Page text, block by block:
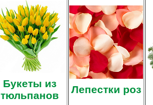
Букеты из
тюльпанов
Лепестки роз